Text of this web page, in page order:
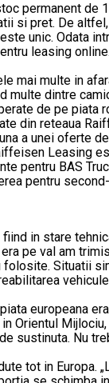
permanent de
si pret. De
unic. Odata
leasing
mai multe in
multe dintre
de pe piata
din reteaua
a unei oferte
Leasing
pentru BAS
pentru
in stare
pe val am
folosite. Situatii
europeana
Orientul
sustinuta. Nu
tot in Europa.